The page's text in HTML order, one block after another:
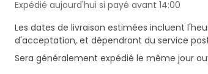
Expédié aujourd'hui si payé avant 14:00
Les dates de livraison estimées incluent
d'acceptation, et dépendront du service
Sera généralement expédié le même jour